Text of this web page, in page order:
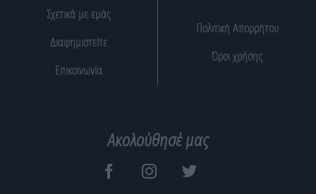
Σχετικά με εμάς
Διαφημιστείτε
Επικοινωνία
Πολιτική Απορρήτου
Όροι χρήσης
Ακολούθησέ μας